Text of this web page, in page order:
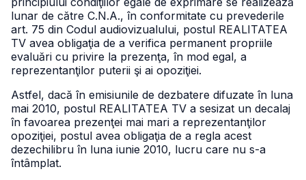
lunar de către C.N.A., în conformitate cu prevederile
art. 75 din Codul audiovizualului, postul REALITATEA
TV avea obligaţia de a verifica permanent propriile
evaluări cu privire la prezenţa, în mod egal, a
reprezentanţilor puterii şi ai opoziţiei.
Astfel, dacă în emisiunile de dezbatere difuzate în luna
mai 2010, postul REALITATEA TV a sesizat un decalaj
în favoarea prezenţei mai mari a reprezentanţilor
opoziţiei, postul avea obligaţia de a regla acest
dezechilibru în luna iunie 2010, lucru care nu s-a
întâmplat.